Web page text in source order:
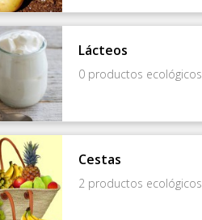
Lácteos
0 productos ecológicos
Cestas
2 productos ecológicos